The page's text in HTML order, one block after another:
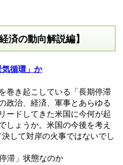
済の動向解説編】
循環」か
巻き起こしている「長期停滞
政治、経済、軍事とあらゆる
ードしてきた米国に今何が起
しょうか。米国の今後を考え
して対岸の火事ではないでし
滞」状態なのか